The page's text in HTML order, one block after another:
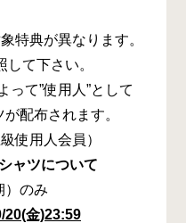
特典が異なります。
して下さい。
て”使用人”として
配布されます。
使用人会員）
ャツについて
）のみ
20(金)23:59